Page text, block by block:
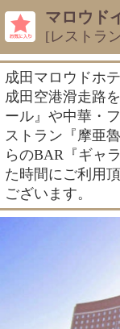
マロウド
[レストラ
成田マロウドホ
成田空港滑走路
ール』や中華・
ストラン『摩亜
らのBAR『ギャ
た時間にご利用
ございます。